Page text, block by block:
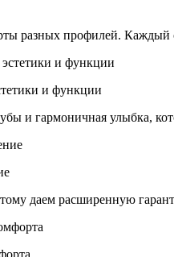
разных профилей. Каждый
и функции
и гармоничная улыбка,
даем расширенную